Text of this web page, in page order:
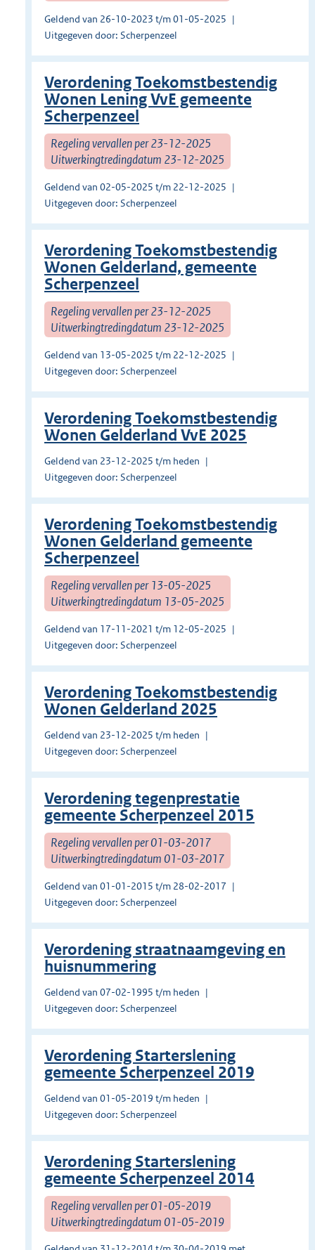
Geldend van 26-10-2023 t/m 01-05-2025
Uitgegeven door: Scherpenzeel
Verordening Toekomstbestendig
Wonen Lening VvE gemeente
Scherpenzeel
Regeling vervallen per 23-12-2025
Uitwerkingtredingdatum 23-12-2025
Geldend van 02-05-2025 t/m 22-12-2025
Uitgegeven door: Scherpenzeel
Verordening Toekomstbestendig
Wonen Gelderland, gemeente
Scherpenzeel
Regeling vervallen per 23-12-2025
Uitwerkingtredingdatum 23-12-2025
Geldend van 13-05-2025 t/m 22-12-2025
Uitgegeven door: Scherpenzeel
Verordening Toekomstbestendig
Wonen Gelderland VvE 2025
Geldend van 23-12-2025 t/m heden
Uitgegeven door: Scherpenzeel
Verordening Toekomstbestendig
Wonen Gelderland gemeente
Scherpenzeel
Regeling vervallen per 13-05-2025
Uitwerkingtredingdatum 13-05-2025
Geldend van 17-11-2021 t/m 12-05-2025
Uitgegeven door: Scherpenzeel
Verordening Toekomstbestendig
Wonen Gelderland 2025
Geldend van 23-12-2025 t/m heden
Uitgegeven door: Scherpenzeel
Verordening tegenprestatie
gemeente Scherpenzeel 2015
Regeling vervallen per 01-03-2017
Uitwerkingtredingdatum 01-03-2017
Geldend van 01-01-2015 t/m 28-02-2017
Uitgegeven door: Scherpenzeel
Verordening straatnaamgeving en
huisnummering
Geldend van 07-02-1995 t/m heden
Uitgegeven door: Scherpenzeel
Verordening Starterslening
gemeente Scherpenzeel 2019
Geldend van 01-05-2019 t/m heden
Uitgegeven door: Scherpenzeel
Verordening Starterslening
gemeente Scherpenzeel 2014
Regeling vervallen per 01-05-2019
Uitwerkingtredingdatum 01-05-2019